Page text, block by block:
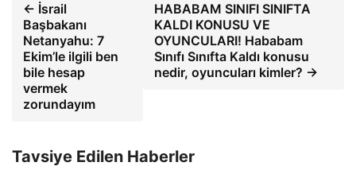
← İsrail
Başbakanı
Netanyahu: 7
Ekim’le ilgili ben
bile hesap
vermek
zorundayım
HABABAM SINIFI SINIFTA
KALDI KONUSU VE
OYUNCULARI! Hababam
Sınıfı Sınıfta Kaldı konusu
nedir, oyuncuları kimler? →
Tavsiye Edilen Haberler